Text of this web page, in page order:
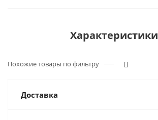
Характеристики
Похожие товары по фильтру []
Доставка